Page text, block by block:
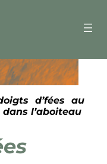
d’fées au
l’aboiteau